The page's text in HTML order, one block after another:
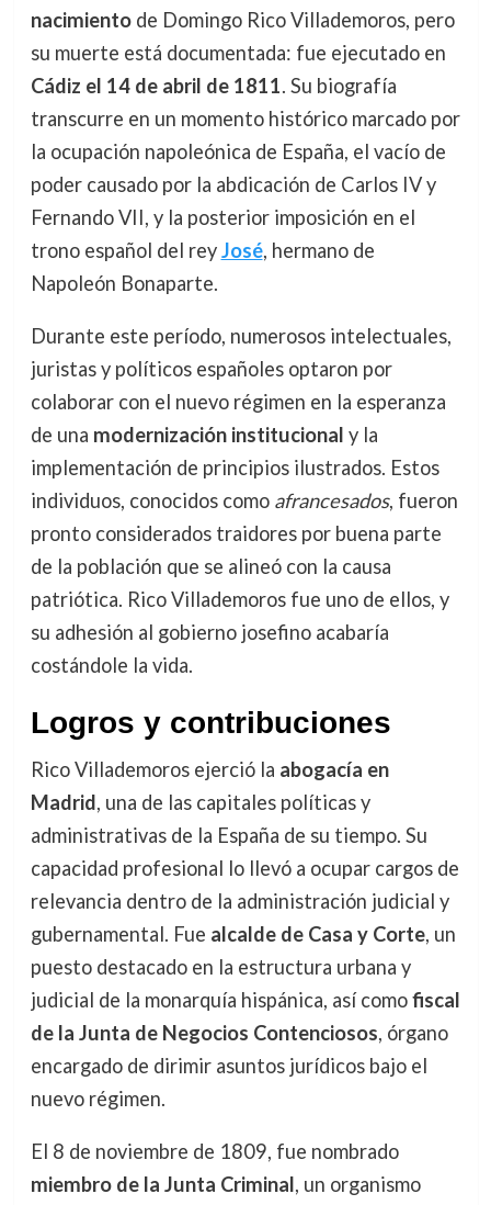
nacimientode Domingo Rico Villademoros, pero
su muerte está documentada: fue ejecutado en
Cádiz el 14 de abril de 1811. Su biografía
transcurre en un momento histórico marcado por
la ocupación napoleónica de España, el vacío de
poder causado por la abdicación de Carlos IV y
Fernando VII, y la posterior imposición en el
trono español del reyJosé, hermano de
Napoleón Bonaparte.
Durante este período, numerosos intelectuales,
juristas y políticos españoles optaron por
colaborar con el nuevo régimen en la esperanza
de una modernización institucional y la
implementación de principios ilustrados. Estos
individuos, conocidos como afrancesados, fueron
pronto considerados traidores por buena parte
de la población que se alineó con la causa
patriótica. Rico Villademoros fue uno de ellos, y
su adhesión al gobierno josefino acabaría
costándole la vida.
Logros y contribuciones
Rico Villademoros ejerció la abogacía en
Madrid, una de las capitales políticas y
administrativas de la España de su tiempo. Su
capacidad profesional lo llevó a ocupar cargos de
relevancia dentro de la administración judicial y
gubernamental. Fue alcalde de Casa y Corte, un
puesto destacado en la estructura urbana y
judicial de la monarquía hispánica, así comofiscal
de la Junta de Negocios Contenciosos, órgano
encargado de dirimir asuntos jurídicos bajo el
nuevo régimen.
El 8 de noviembre de 1809, fue nombrado
miembro de la Junta Criminal, un organismo